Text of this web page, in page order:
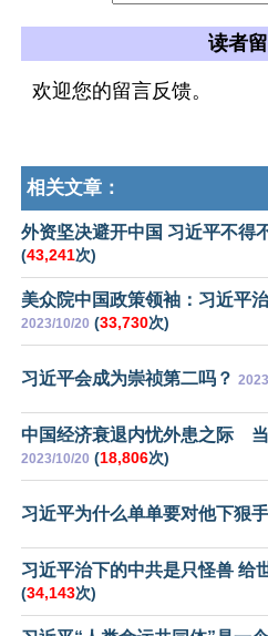
读者
欢迎您的留言反馈。
相关文章：
外资坚决避开中国 习近平不得
(43,241次)
美众院中国政策领袖：习近平
2023/10/20 (33,730次)
习近平会成为崇祯第二吗？
中国经济衰退内忧外患之际
2023/10/20 (18,806次)
习近平为什么单单要对他下狠
习近平治下的中共是只怪兽 给
(34,143次)